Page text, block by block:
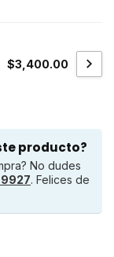
$3,400.00
producto?
No dudes
. Felices de